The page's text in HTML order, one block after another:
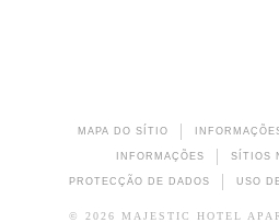
MAPA DO SÍTIO
INFORMAÇÕES SÍTIOS
PROTECÇÃO DE DADOS USO
© 2026 MAJESTIC HOTEL